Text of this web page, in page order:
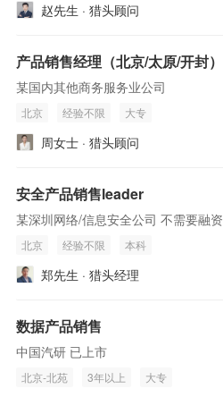
赵先生 · 猎头顾问
产品销售经理（北京/太原/开封）
某国内其他商务服务业公司
北京 经验不限 大专
周女士 · 猎头顾问
安全产品销售leader
某深圳网络/信息安全公司 不需要融资
北京 经验不限 本科
郑先生 · 猎头经理
数据产品销售
中国汽研 已上市
北京-北苑 3年以上 大专